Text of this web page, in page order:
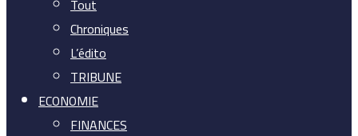
Tout
Chroniques
L’édito
TRIBUNE
ECONOMIE
FINANCES